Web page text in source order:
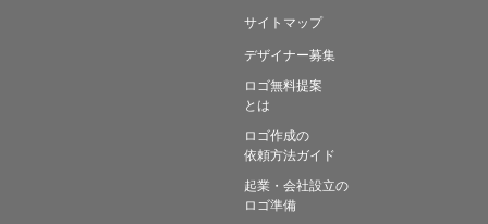
サイトマップ
デザイナー募集
ロゴ無料提案
とは
ロゴ作成の
依頼方法ガイド
起業・会社設立の
ロゴ準備